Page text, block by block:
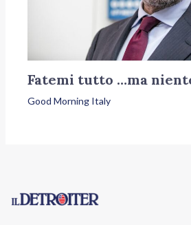
Fatemi tutto …ma
Good Morning Italy